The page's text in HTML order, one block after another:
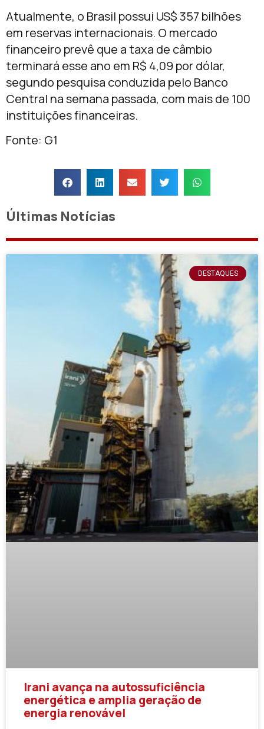
Atualmente, o Brasil possui US$ 357 bilhões
em reservas internacionais. O mercado
financeiro prevê que a taxa de câmbio
terminará esse ano em R$ 4,09 por dólar,
segundo pesquisa conduzida pelo Banco
Central na semana passada, com mais de 100
instituições financeiras.
Fonte: G1
Últimas Notícias
DESTAQUES
Irani avança na autossuficiência
energética e amplia geração de
energia renovável